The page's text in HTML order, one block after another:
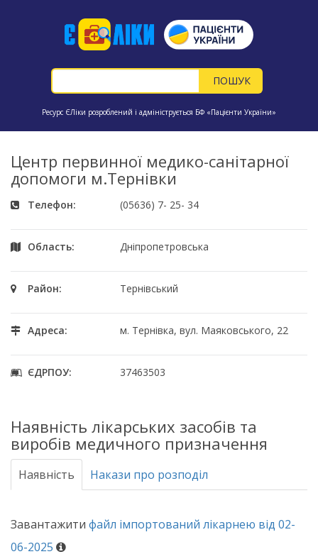
Ресурс ЄЛіки розроблений і адмініструється БФ «Пацієнти України»
Центр первинної медико-санітарної
допомоги м.Тернівки
Телефон: (05636) 7- 25- 34
Область: Дніпропетровська
Район: Тернівський
Адреса: м. Тернівка, вул. Маяковського, 22
ЄДРПОУ: 37463503
Наявність лікарських засобів та
виробів медичного призначення
Наявність Накази про розподіл
Завантажити файл імпортований лікарнею від 02-
06-2025